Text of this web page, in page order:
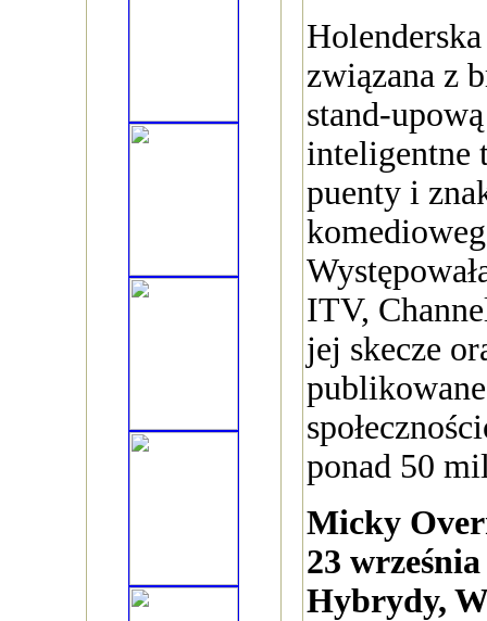
związana z
stand-
inteligentne
puenty i
ITV,
jej skecze
ponad 50
Micky
23
Hybrydy,